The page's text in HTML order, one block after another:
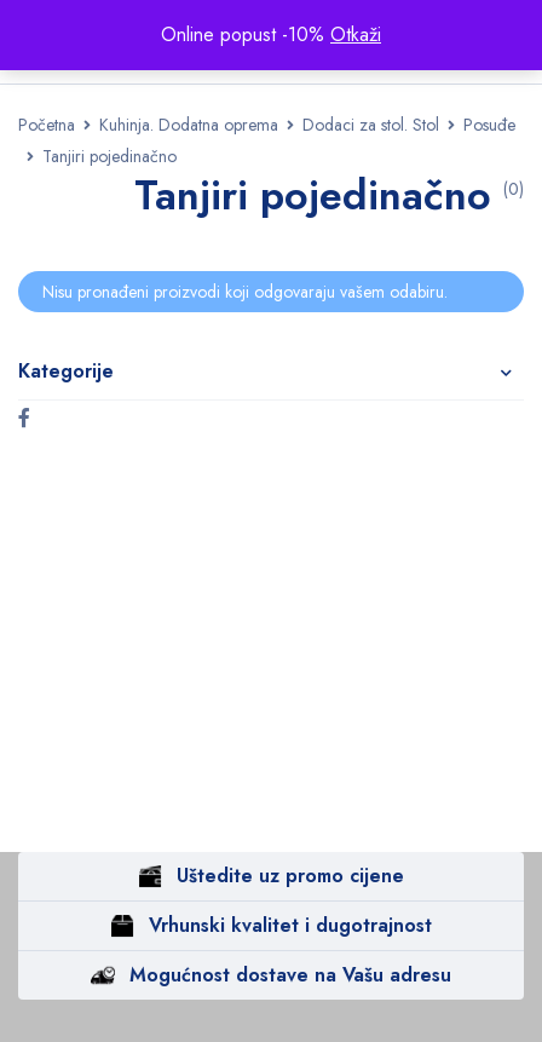
Online popust -10% Otkaži
Početna Kuhinja. Dodatna oprema Dodaci za stol. Stol
Posuđe
Tanjiri pojedinačno
Tanjiri pojedinačno (0)
Kategorije
Nisu pronađeni proizvodi koji odgovaraju vašem odabiru.
Uštedite uz promo cijene
Vrhunski kvalitet i dugotrajnost
Mogućnost dostave na Vašu adresu